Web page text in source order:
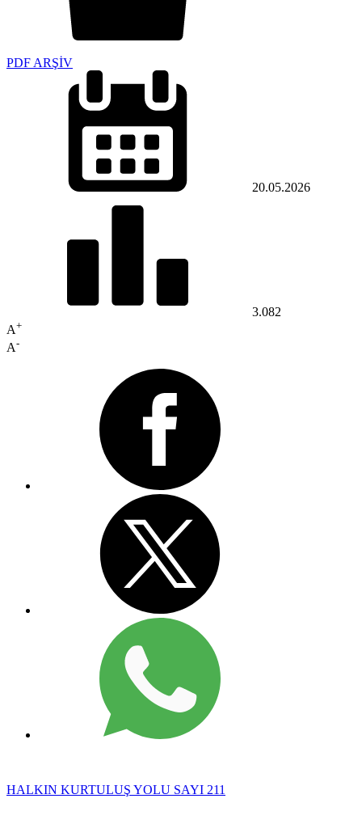
PDF ARŞİV
20.05.2026
3.082
A+
A-
HALKIN KURTULUŞ YOLU SAYI 211